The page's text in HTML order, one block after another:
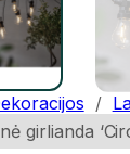
/
girlianda